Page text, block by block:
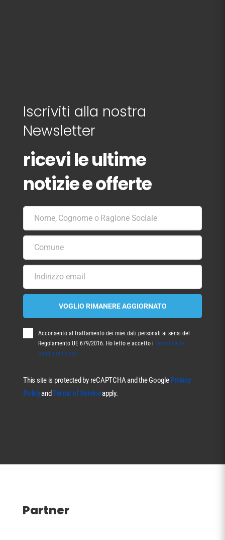
Iscriviti alla nostra
Newsletter
ricevi le ultime
notizie e offerte
Nome,Cognome
o
Ragione
Sociale
Nome, Cognome o Ragione Sociale
Comune
Comune
tua
Indirizzo email
VOGLIO RIMANERE AGGIORNATO
Acconsento al trattamento dei miei dati personali ai sensi del
Regolamento UE 679/2016. Ho letto e accetto i Termini & le
condizioni d'uso
This site is protected by reCAPTCHA and the Google Privacy
PolicyandTerms of Serviceapply.
Partner